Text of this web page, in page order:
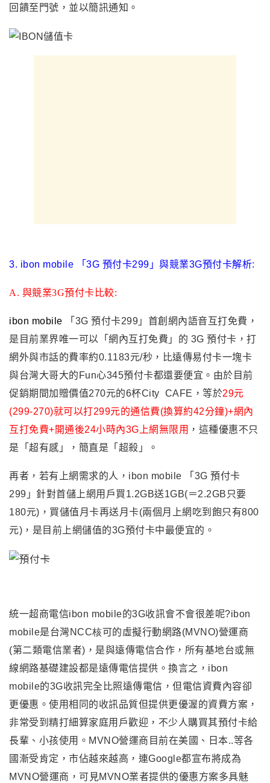
回饋至門號，並以簡訊通知。
3. ibon mobile 「3G 預付卡299」與競業3G預付卡解析:
A. 與競業3G預付卡比較:
ibon mobile 「3G 預付卡299」首創網內語音互打免費 ，
是目前業界唯一可以 「 網內互打免費 」 的 3G 預付卡 ，打
網外與市話的費率約0.1183元/秒 ，比遠傳易付卡一塊卡
與台灣大哥大的Fun心345預付卡都還要便宜 。由於目前
促銷期間加贈價值270元的6杯City CAFE ， 等於29元
(299-270)就可以打299元的通信費(換算約42分鐘)+網內
互打免費+開通後24小時內3G上網無限用 ， 這種優惠不只
是 「超有感」 ， 簡直是 「超殺」 。
再者 ， 若有上網需求的人 ， ibon mobile
「3G 預付卡
299」針對首儲上網用戶買1.2GB送1GB(＝2.2GB只要
180元) ，買儲值月卡再送月卡(兩個月上網吃到飽只有800
元) ，是 目前上網儲值的3G預付卡中最便宜的 。
統一超商電信ibon mobile的3G收訊會不會很差呢?ibon
mobile是台灣 NCC核可的虛擬行動網路(MVNO)營運商
(第二類電信業者) ， 是與遠傳電信合作，所有基地台或無
線網路基礎建設都是遠傳電信提供。換言之， ibon
mobile的3G收訊完全比照遠傳電信，但電信資費內容卻
更優惠。 使用相同的收訊品質但提供更優渥的資費方案，
非常受到精打細算家庭用戶歡迎，不少人購買其預付卡給
長輩、小孩使用 。 MVNO營運商目前在美國、日本..等各
國漸受肯定，市佔越來越高，連Google都宣布將成為
MVNO營運商，可見MVNO業者提供的優惠方案多具魅